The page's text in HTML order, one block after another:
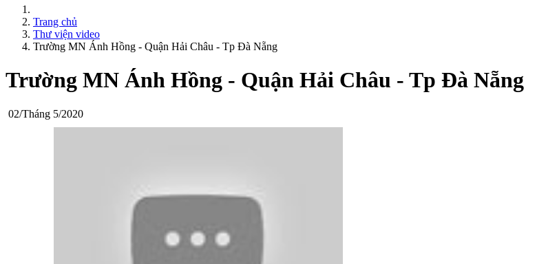
Trang chủ
Thư viện video
Trường MN Ánh Hồng - Quận Hải Châu - Tp Đà Nẵng
Trường MN Ánh Hồng - Quận Hải Châu - Tp Đà Nẵng
02/Tháng 5/2020